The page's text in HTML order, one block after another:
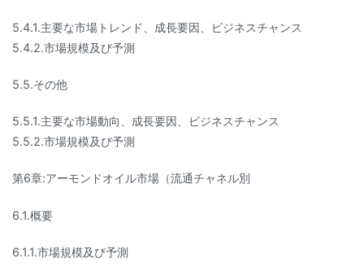
5.4.1.主要な市場トレンド、成長要因、ビジネスチャンス
5.4.2.市場規模及び予測
5.5.その他
5.5.1.主要な市場動向、成長要因、ビジネスチャンス
5.5.2.市場規模及び予測
第6章:アーモンドオイル市場（流通チャネル別
6.1.概要
6.1.1.市場規模及び予測